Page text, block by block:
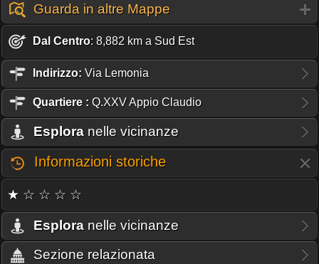
Guarda in altre Mappe
Dal Centro: 8,882 km a Sud Est
Indirizzo: Via Lemonia
Quartiere : Q.XXV Appio Claudio
Esplora nelle vicinanze
Informazioni storiche
★ ☆ ☆ ☆ ☆
Esplora nelle vicinanze
Sezione relazionata